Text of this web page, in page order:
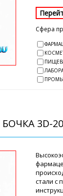
Сфера
3D-
стали с